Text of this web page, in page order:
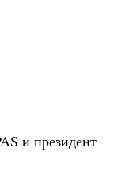
и президент